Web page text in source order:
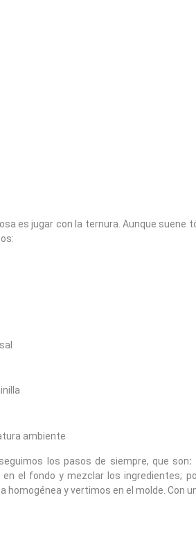
es jugar con la ternura. Aunque suene
ambiente
seguimos los pasos de siempre, que son:
el fondo y mezclar los ingredientes;
y vertimos en el molde. Con